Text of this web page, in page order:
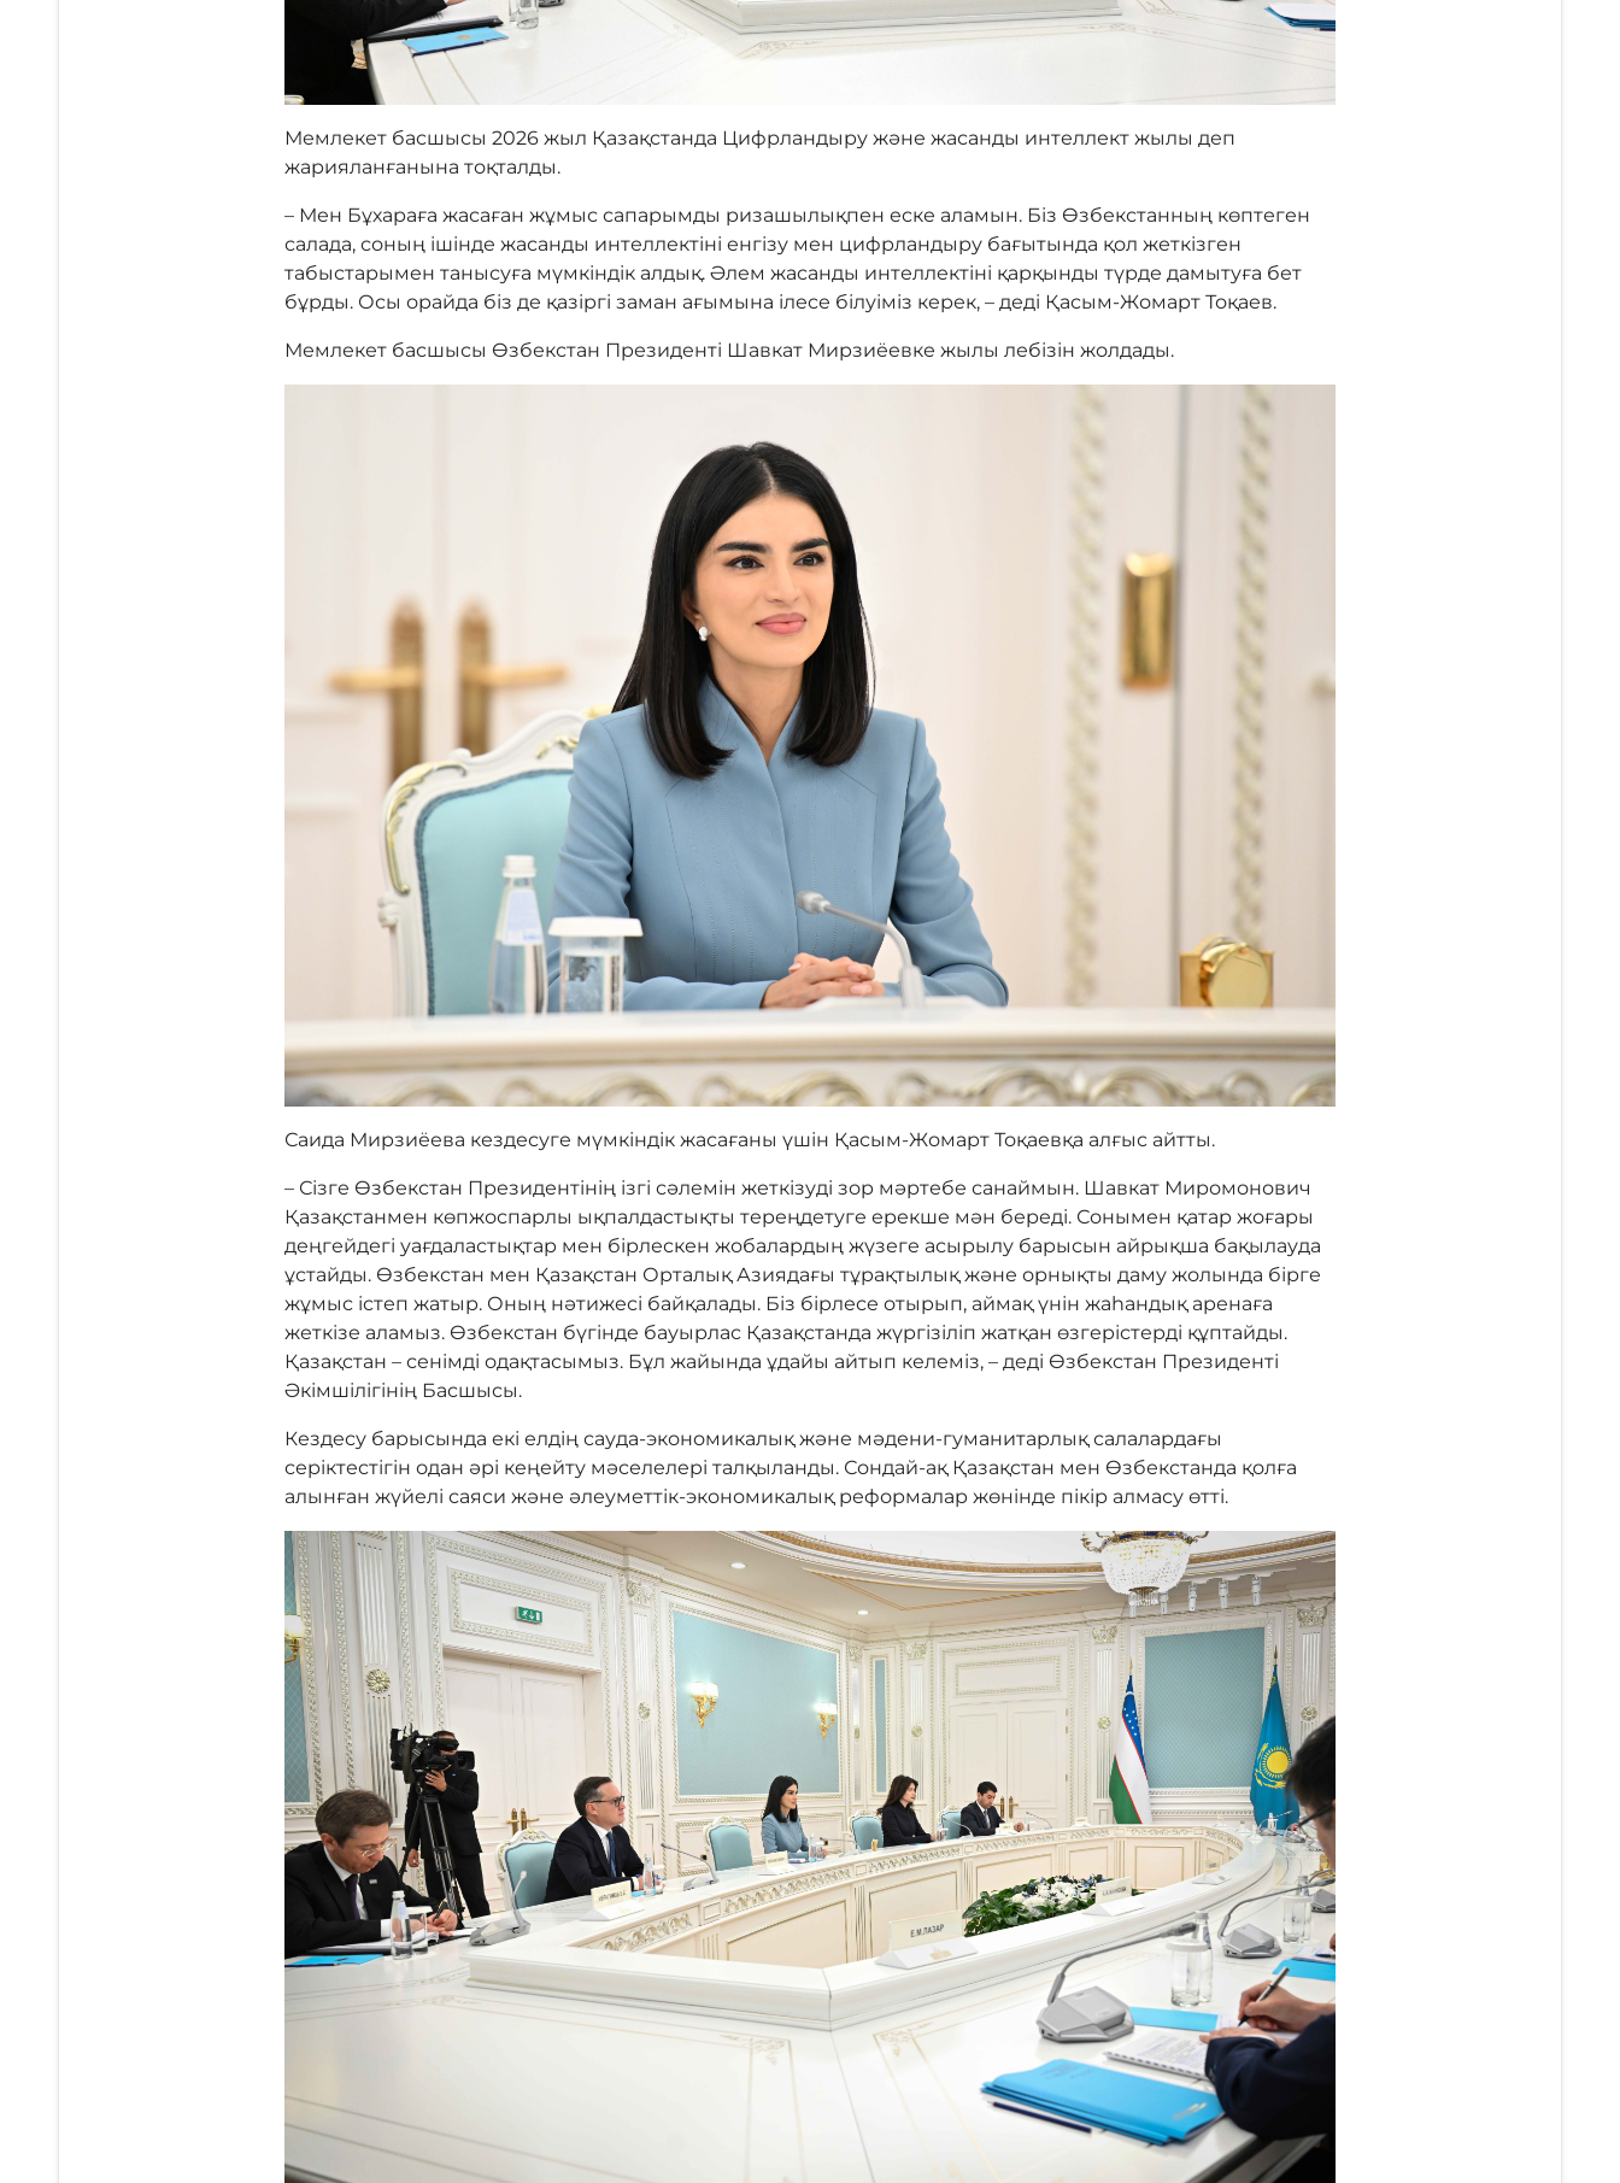
Мемлекет басшысы 2026 жыл Қазақстанда Цифрландыру және жасанды интеллект жылы деп
жарияланғанына тоқталды.
– Мен Бұхараға жасаған жұмыс сапарымды ризашылықпен еске аламын. Біз Өзбекстанның көптеген
салада, соның ішінде жасанды интеллектіні енгізу мен цифрландыру бағытында қол жеткізген
табыстарымен танысуға мүмкіндік алдық. Әлем жасанды интеллектіні қарқынды түрде дамытуға бет
бұрды. Осы орайда біз де қазіргі заман ағымына ілесе білуіміз керек, – деді Қасым-Жомарт Тоқаев.
Мемлекет басшысы Өзбекстан Президенті Шавкат Мирзиёевке жылы лебізін жолдады.
Саида Мирзиёева кездесуге мүмкіндік жасағаны үшін Қасым-Жомарт Тоқаевқа алғыс айтты.
– Сізге Өзбекстан Президентінің ізгі сәлемін жеткізуді зор мәртебе санаймын. Шавкат Миромонович
Қазақстанмен көпжоспарлы ықпалдастықты тереңдетуге ерекше мән береді. Сонымен қатар жоғары
деңгейдегі уағдаластықтар мен бірлескен жобалардың жүзеге асырылу барысын айрықша бақылауда
ұстайды. Өзбекстан мен Қазақстан Орталық Азиядағы тұрақтылық және орнықты даму жолында бірге
жұмыс істеп жатыр. Оның нәтижесі байқалады. Біз бірлесе отырып, аймақ үнін жаһандық аренаға
жеткізе аламыз. Өзбекстан бүгінде бауырлас Қазақстанда жүргізіліп жатқан өзгерістерді құптайды.
Қазақстан – сенімді одақтасымыз. Бұл жайында ұдайы айтып келеміз, – деді Өзбекстан Президенті
Әкімшілігінің Басшысы.
Кездесу барысында екі елдің сауда-экономикалық және мәдени-гуманитарлық салалардағы
серіктестігін одан әрі кеңейту мәселелері талқыланды. Сондай-ақ Қазақстан мен Өзбекстанда қолға
алынған жүйелі саяси және әлеуметтік-экономикалық реформалар жөнінде пікір алмасу өтті.